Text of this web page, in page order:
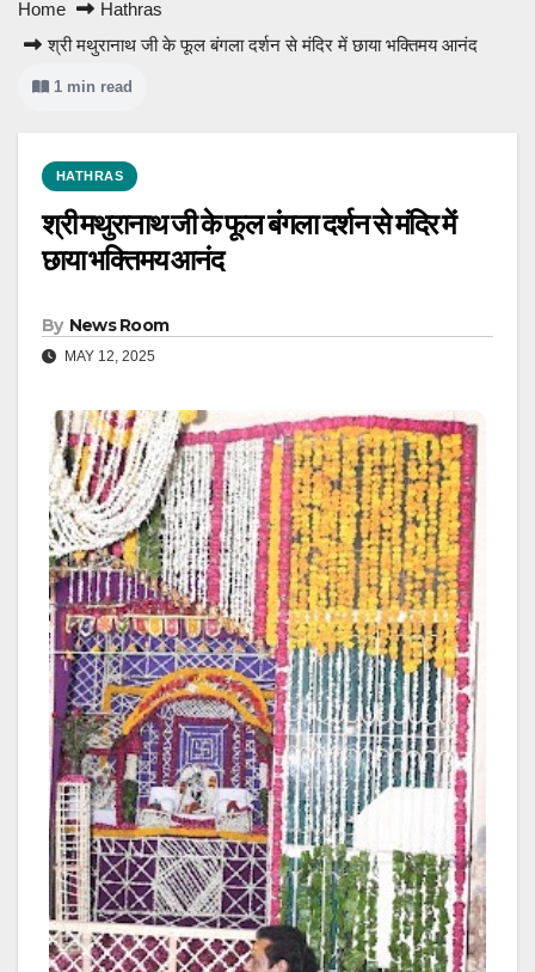
Home
Hathras
श्री मथुरानाथ जी के फूल बंगला दर्शन से मंदिर में छाया भक्तिमय आनंद
1 min read
HATHRAS
श्री मथुरानाथ जी के फूल बंगला दर्शन से मंदिर में
छाया भक्तिमय आनंद
By News Room
MAY 12, 2025